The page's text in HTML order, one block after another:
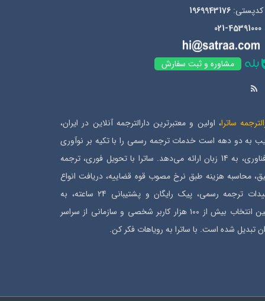
کدپستی: 1969943176
021-45391000
مشاوره و ثبت سفارش
ساترا، اولین و معتبرترین دارالترجمه آنلاین در ایران،
به دو دهه است خدمات ترجمه رسمی را با تکیه بر نوآوری
و فناوری، به 14 زبان ارائه می‌دهد. ساترا با تحویل فوری، ترجمه
محاسبه هزینه طبق نرخ مصوب قوه قضاییه، دریافت انواع
تأییدات ترجمه رسمی، پیک رایگان و پشتیبانی 24 ساعته، به
اولین انتخاب بیش از ۱۰۰ هزار کاربر شخصی و سازمانی از سراسر
تبدیل شده است. با ساترا به رویاهات فکر کن.